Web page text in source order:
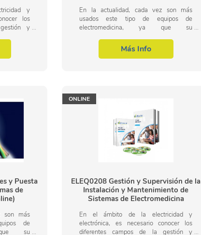
y
los
y
de
En la actualidad, cada vez son más
usados este tipo de equipos de
electromedicina, ya que su
que para su uso hay que tener en cuenta
el desarrollo de...Más Info
y Puesta
de
son más
de
su
ONLINE
ELEQ0208 Gestión y Supervisión de la
Instalación y Mantenimiento de
Sistemas de Electromedicina
En el ámbito de la electricidad y
electrónica, es necesario conocer los
diferentes campos de la gestión y